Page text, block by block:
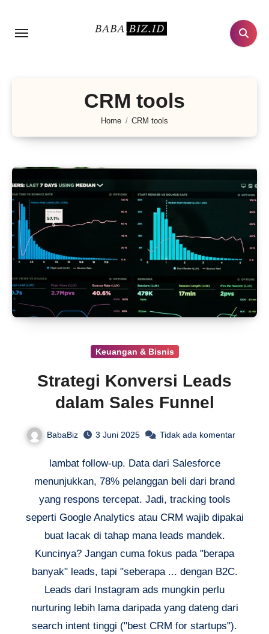
CRM tools
Home CRM tools
Keuangan & Bisnis
Strategi Konversi Leads
dalam Sales Funnel
BabaBiz 3 Juni 2025 Tidak ada komentar
lambat follow-up. Data dari Salesforce
menunjukkan, 78% pelanggan beli dari brand
yang respons tercepat. Jadi, tracking tools
seperti Google Analytics atau CRM wajib dipakai
buat lacak di tahap mana leads mandek.
Kuncinya? Jangan cuma fokus pada "berapa
banyak" leads, tapi "seberapa ... dengan B2C.
Leads dari Instagram ads mungkin perlu
nurturing lebih lama daripada yang dateng dari
search intent tinggi ("best CRM for startups").